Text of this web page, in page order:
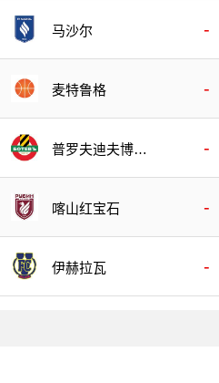
马沙尔 -
麦特鲁格 -
普罗夫迪夫博特
-
喀山红宝石 -
伊赫拉瓦 -